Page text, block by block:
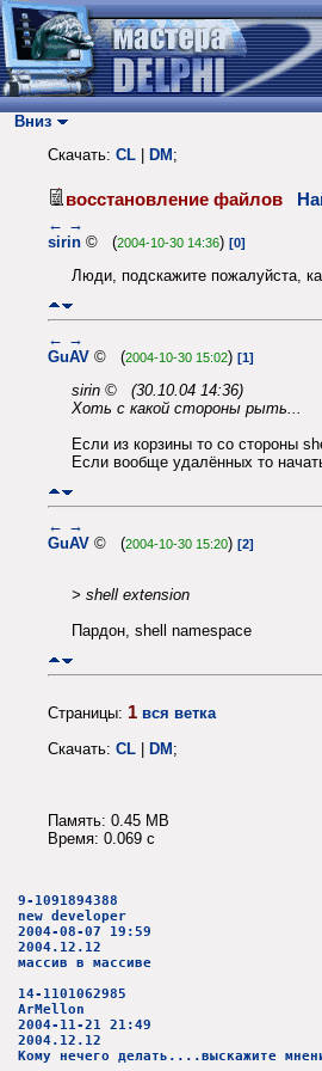
Вниз
Скачать: CL DM ;
восстановление файлов
← →
sirin © (2004-10-30 14:36) [0]
Люди, подскажите пожалуйста,
← →
GuAV © (2004-10-30 15:02) [1]
sirin © (30.10.04 14:36)
Хоть с какой стороны рыть...
Если из корзины то со стороны
Если вообще удалённых то
← →
GuAV © (2004-10-30 15:20) [2]
> shell extension
Пардон, shell namespace
Страницы: 1 вся ветка
Скачать: CL | DM;
Память: 0.45 MB
Время: 0.069 c
9-1091894388
new developer
2004-08-07 19:59
2004.12.12
массив в массиве
14-1101062985
ArMellon
2004-11-21 21:49
2004.12.12
Кому нечего делать....выскажите